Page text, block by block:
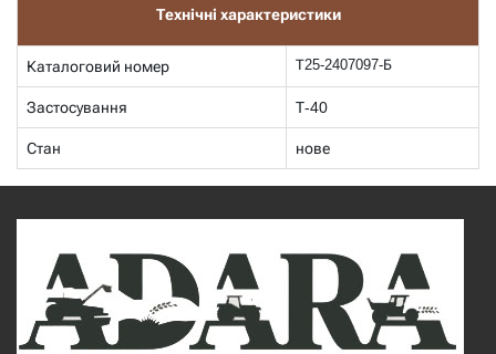
Технічні характеристики
Каталоговий номер Т25-2407097-Б
Застосування Т-40
Стан нове